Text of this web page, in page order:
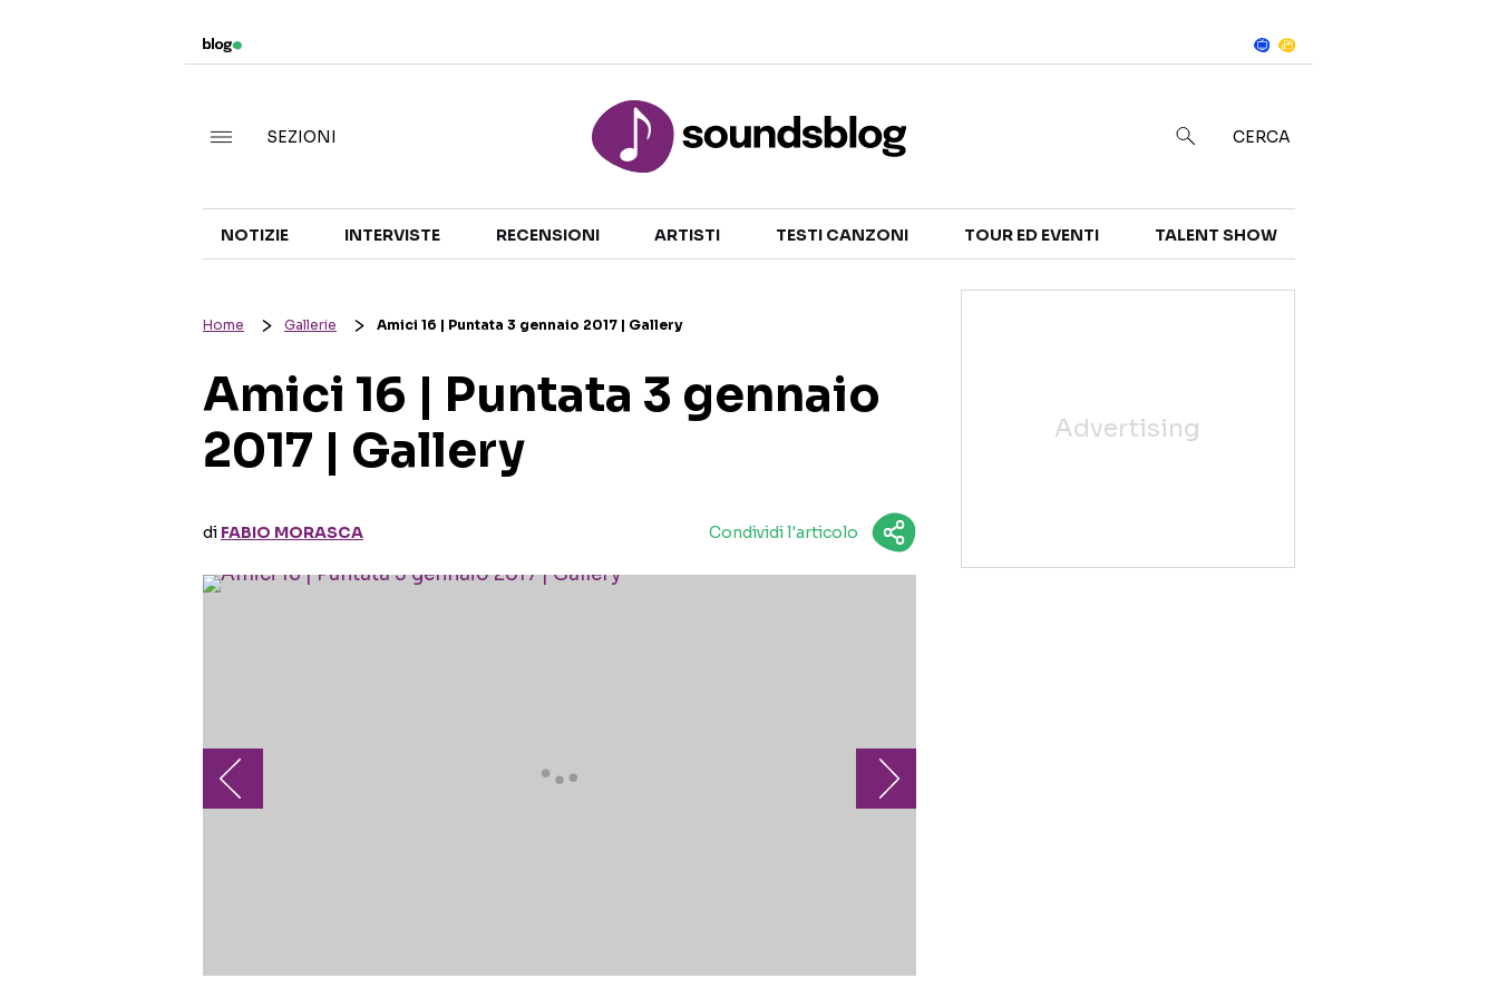
in Notizie
Sezioni
RECENSIONI MUSICALI
GOSSIP E CURIOSITÀ
TESTI CANZONI
SEZIONI CERCA
NOTIZIE INTERVISTE RECENSIONI ARTISTI TESTI CANZONI TOUR ED EVENTI TALENT SHOW
Home Gallerie Amici 16 | Puntata 3 gennaio 2017 | Gallery
Amici 16 | Puntata 3 gennaio
2017 | Gallery
di FABIO MORASCA Condividi l'articolo